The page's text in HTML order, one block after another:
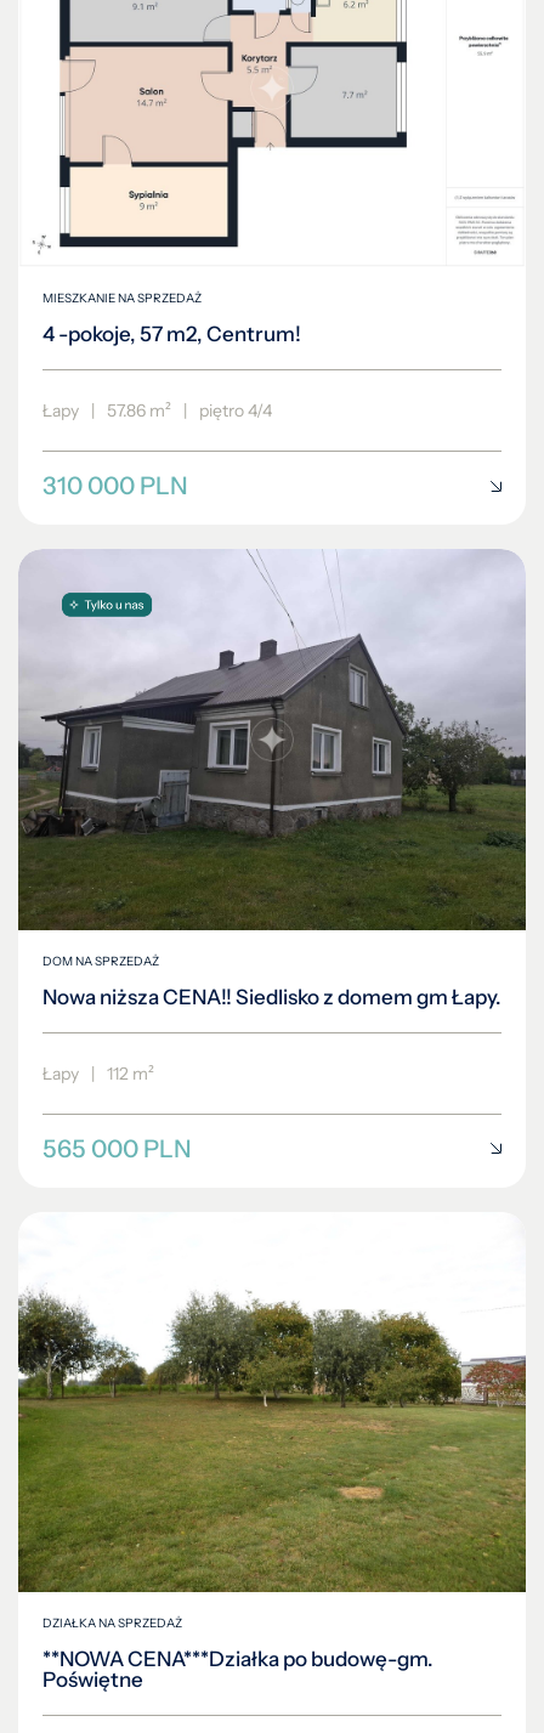
MIESZKANIE NA SPRZEDAŻ
4 -pokoje, 57 m2, Centrum!
Łapy | 57.86 m² | piętro 4/4
310 000 PLN
DOM NA SPRZEDAŻ
Nowa niższa CENA!! Siedlisko z domem gm Łapy.
Łapy | 112 m²
565 000 PLN
DZIAŁKA NA SPRZEDAŻ
**NOWA CENA***Działka po budowę-gm.
Poświętne